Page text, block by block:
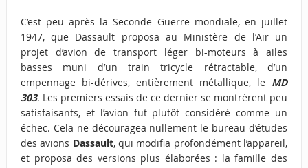
C’est peu après la Seconde Guerre mondiale, en juillet
1947, que Dassault proposa au Ministère de l’Air un
projet d’avion de transport léger bi-moteurs à ailes
basses muni d’un train tricycle rétractable, d’un
empennage bi-dérives, entièrement métallique, le MD
303. Les premiers essais de ce dernier se montrèrent peu
satisfaisants, et l’avion fut plutôt considéré comme un
échec. Cela ne découragea nullement le bureau d’études
des avions Dassault, qui modifia profondément l’appareil,
et proposa des versions plus élaborées : la famille des